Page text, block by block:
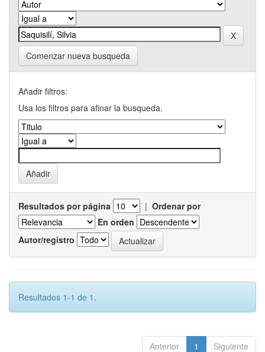
Comenzar nueva busqueda
Añadir filtros:
Usa los filtros para afinar la busqueda.
Resultados por página | Ordenar por
En orden
Autor/registro
Resultados 1-1 de 1.
Anterior 1 Siguiente